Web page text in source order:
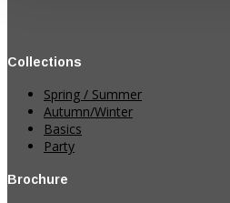
Collections
Spring / Summer
Autumn/Winter
Basics
Party
Brochure